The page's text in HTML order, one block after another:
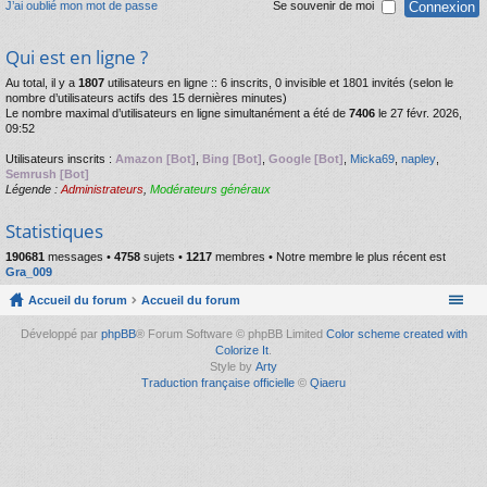
J’ai oublié mon mot de passe Se souvenir de moi
Qui est en ligne ?
Au total, il y a 1807 utilisateurs en ligne :: 6 inscrits, 0 invisible et 1801 invités (selon le
nombre d’utilisateurs actifs des 15 dernières minutes)
Le nombre maximal d’utilisateurs en ligne simultanément a été de 7406 le 27 févr. 2026,
09:52
Utilisateurs inscrits : Amazon [Bot] Bing [Bot] Google [Bot] Micka69 napley
Semrush [Bot]
Légende : Administrateurs Modérateurs généraux
Statistiques
190681 messages • 4758 sujets • 1217 membres • Notre membre le plus récent est
Gra_009
Accueil du forum Accueil du forum
Développé par phpBB® Forum Software © phpBB Limited Color scheme created with
Colorize It.
Style by Arty
Traduction française officielle © Qiaeru